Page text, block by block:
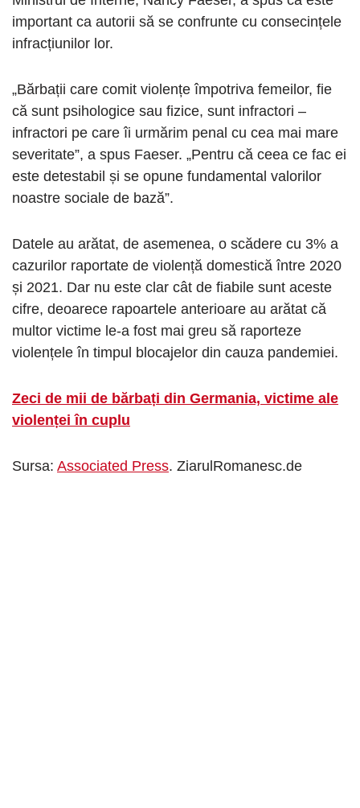
important ca autorii să se confrunte cu consecințele
infracțiunilor lor.
„Bărbații care comit violențe împotriva femeilor, fie
că sunt psihologice sau fizice, sunt infractori –
infractori pe care îi urmărim penal cu cea mai mare
severitate”, a spus Faeser. „Pentru că ceea ce fac ei
este detestabil și se opune fundamental valorilor
noastre sociale de bază”.
Datele au arătat, de asemenea, o scădere cu 3% a
cazurilor raportate de violență domestică între 2020
și 2021. Dar nu este clar cât de fiabile sunt aceste
cifre, deoarece rapoartele anterioare au arătat că
multor victime le-a fost mai greu să raporteze
violențele în timpul blocajelor din cauza pandemiei.
Zeci de mii de bărbați din Germania, victime ale
violenței în cuplu
Sursa: Associated Press. ZiarulRomanesc.de